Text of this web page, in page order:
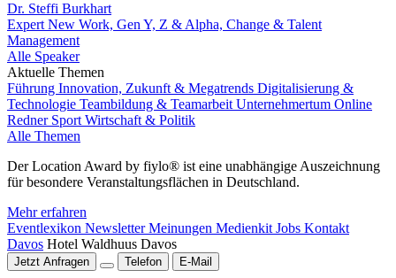
Dr. Steffi Burkhart
Expert New Work, Gen Y, Z & Alpha, Change & Talent
Management
Alle Speaker
Aktuelle Themen
Führung Innovation, Zukunft & Megatrends Digitalisierung &
Technologie Teambildung & Teamarbeit Unternehmertum Online
Redner Sport Wirtschaft & Politik
Alle Themen
Der Location Award by fiylo® ist eine unabhängige Auszeichnung
für besondere Veranstaltungsflächen in Deutschland.
Mehr erfahren
Eventlexikon NewsletterMeinungen Medienkit Jobs Kontakt
Davos Hotel Waldhuus Davos
Jetzt Anfragen Telefon E-Mail